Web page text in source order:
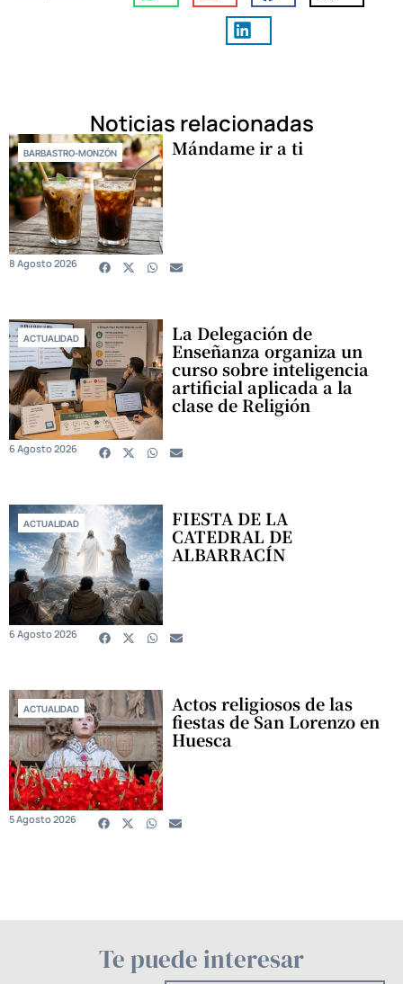
Noticias relacionadas
BARBASTRO-MONZÓN Mándame ir a ti
8 Agosto 2026
ACTUALIDAD La Delegación de
Enseñanza organiza un
curso sobre inteligencia
artificial aplicada a la
clase de Religión
6 Agosto 2026
ACTUALIDAD FIESTA DE LA
CATEDRAL DE
ALBARRACÍN
6 Agosto 2026
ACTUALIDAD Actos religiosos de las
fiestas de San Lorenzo en
Huesca
5 Agosto 2026
Te puede interesar